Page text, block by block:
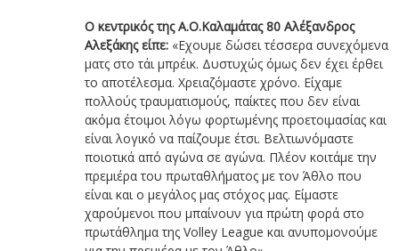
Ο κεντρικός της Α.Ο.Καλαμάτας 80 Αλέξανδρος
Αλεξάκης είπε:«Εχουμε δώσει τέσσερα συνεχόμενα
ματς στο τάι μπρέικ. Δυστυχώς όμως δεν έχει έρθει
το αποτέλεσμα. Χρειαζόμαστε χρόνο. Είχαμε
πολλούς τραυματισμούς, παίκτες που δεν είναι
ακόμα έτοιμοι λόγω φορτωμένης προετοιμασίας και
είναι λογικό να παίζουμε έτσι. Βελτιωνόμαστε
ποιοτικά από αγώνα σε αγώνα. Πλέον κοιτάμε την
πρεμιέρα του πρωταθλήματος με τον Άθλο που
είναι και ο μεγάλος μας στόχος μας. Είμαστε
χαρούμενοι που μπαίνουν για πρώτη φορά στο
πρωτάθλημα της Volley League και ανυπομονούμε